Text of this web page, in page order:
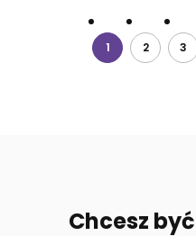
1 2 3
Chcesz